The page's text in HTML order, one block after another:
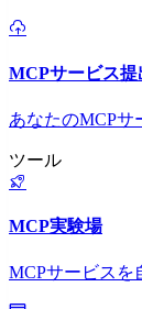
MCPサービス提
あなたのMCPサ
ツール
MCP実験場
MCPサービスを